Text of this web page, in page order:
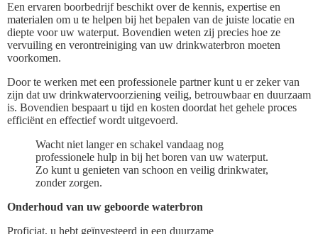
Een ervaren boorbedrijf beschikt over de kennis, expertise en
materialen om u te helpen bij het bepalen van de juiste locatie en
diepte voor uw waterput. Bovendien weten zij precies hoe ze
vervuiling en verontreiniging van uw drinkwaterbron moeten
voorkomen.
Door te werken met een professionele partner kunt u er zeker van
zijn dat uw drinkwatervoorziening veilig, betrouwbaar en duurzaam
is. Bovendien bespaart u tijd en kosten doordat het gehele proces
efficiënt en effectief wordt uitgevoerd.
Wacht niet langer en schakel vandaag nog
professionele hulp in bij het boren van uw waterput.
Zo kunt u genieten van schoon en veilig drinkwater,
zonder zorgen.
Onderhoud van uw geboorde waterbron
Proficiat, u hebt geïnvesteerd in een duurzame